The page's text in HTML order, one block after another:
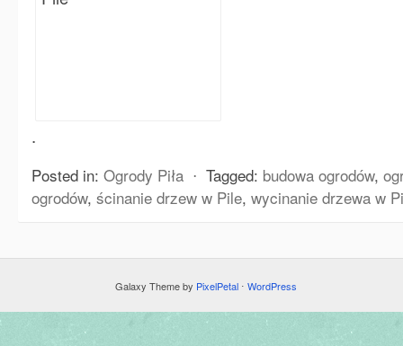
.
Posted in: Ogrody Piła ⋅ Tagged: budowa ogrodów,
ogrodów, ścinanie drzew w Pile, wycinanie drzewa w
Galaxy Theme by PixelPetal ⋅ WordPress